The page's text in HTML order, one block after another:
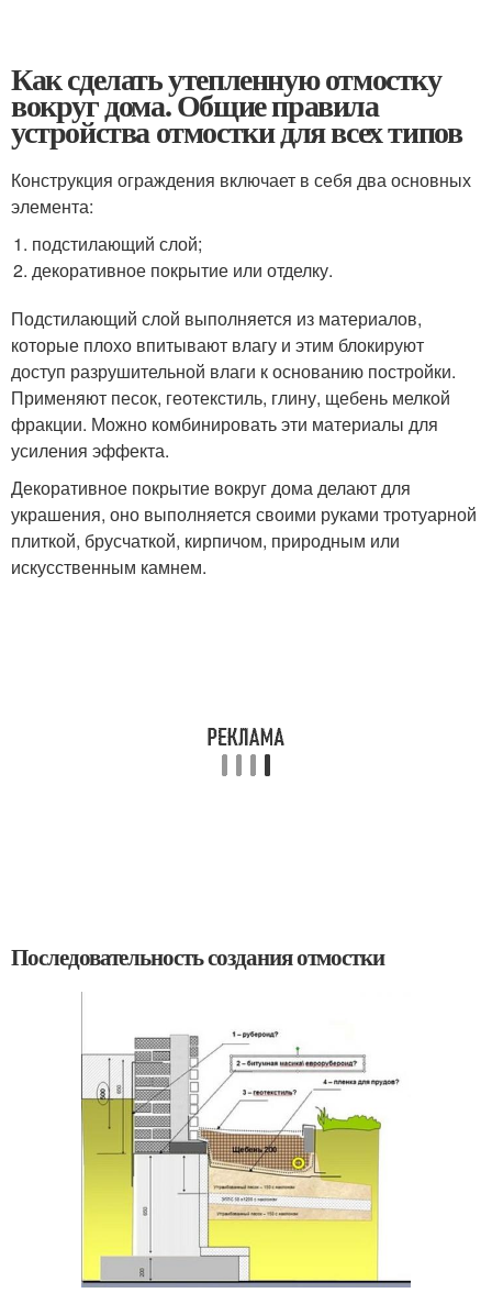
Как сделать утепленную отмостку
вокруг дома. Общие правила
устройства отмостки для всех типов
Конструкция ограждения включает в себя два основных
элемента:
подстилающий слой;
декоративное покрытие или отделку.
Подстилающий слой выполняется из материалов,
которые плохо впитывают влагу и этим блокируют
доступ разрушительной влаги к основанию постройки.
Применяют песок, геотекстиль, глину, щебень мелкой
фракции. Можно комбинировать эти материалы для
усиления эффекта.
Декоративное покрытие вокруг дома делают для
украшения, оно выполняется своими руками тротуарной
плиткой, брусчаткой, кирпичом, природным или
искусственным камнем.
Последовательность создания отмостки